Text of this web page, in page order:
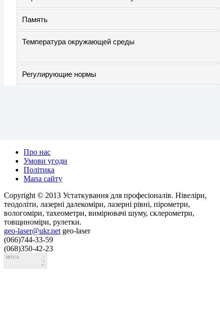
Память
Температура окружающей среды
Регулирующие нормы
Про нас
Умови угоди
Політика
Мапа сайту
Copyright © 2013 Устаткування для професіоналів. Нівеліри,
теодоліти, лазерні далекоміри, лазерні рівні, пірометри,
вологоміри, тахеометри, вимірювачі шуму, склерометри,
товщиноміри, рулетки.
geo-laser@ukr.net geo-laser
(066)744-33-59
(068)350-42-23
HIT.UA
32
41